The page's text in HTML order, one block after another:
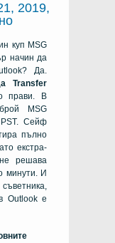
2019,
куп MSG
начин да
Да.
Transfer
прави. В
MSG
Сейф
пълно
екстра-
решава
минути. И
Outlook е